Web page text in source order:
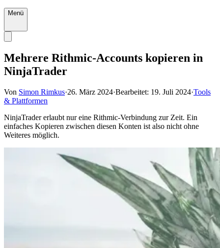
Menü
Mehrere Rithmic-Accounts kopieren in
NinjaTrader
Von Simon Rimkus·26. März 2024·Bearbeitet: 19. Juli 2024·Tools
& Plattformen
NinjaTrader erlaubt nur eine Rithmic-Verbindung zur Zeit. Ein
einfaches Kopieren zwischen diesen Konten ist also nicht ohne
Weiteres möglich.